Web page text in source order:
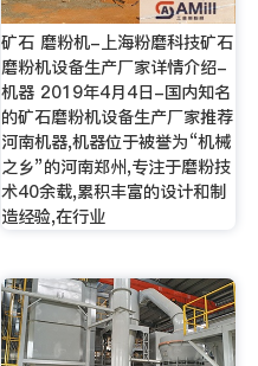
矿石 磨粉机-上海粉磨科技矿石
磨粉机设备生产厂家详情介绍-
机器 2019年4月4日-国内知名
的矿石磨粉机设备生产厂家推荐
河南机器,机器位于被誉为“机械
之乡”的河南郑州,专注于磨粉技
术40余载,累积丰富的设计和制
造经验,在行业